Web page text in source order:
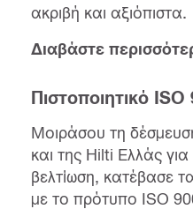
ακριβή και αξιόπιστα.
Διαβάστε
Πιστοποιητικό ISO
Μοιράσου τη
και της Hilti Ελλάς
βελτίωση, κατέβασε
με το πρότυπο ISO